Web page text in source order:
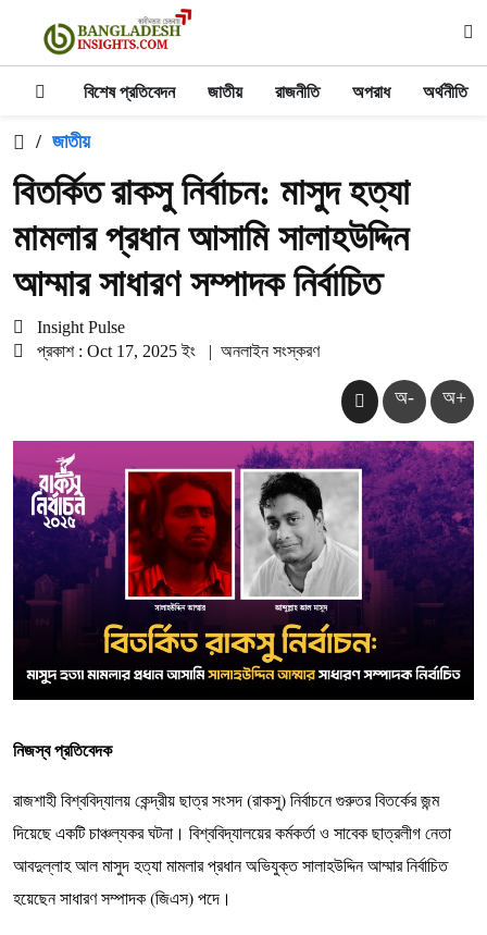
বিশেষ প্রতিবেদন জাতীয় রাজনীতি অপরাধ অর্থনীতি
/ জাতীয়
বিতর্কিত রাকসু নির্বাচন: মাসুদ হত্যা
মামলার প্রধান আসামি সালাহউদ্দিন
আম্মার সাধারণ সম্পাদক নির্বাচিত
Insight Pulse
প্রকাশ : Oct 17, 2025 ইং
| অনলাইন সংস্করণ
অ- অ+
নিজস্ব প্রতিবেদক
রাজশাহী বিশ্ববিদ্যালয় কেন্দ্রীয় ছাত্র সংসদ (রাকসু) নির্বাচনে গুরুতর বিতর্কের জন্ম
দিয়েছে একটি চাঞ্চল্যকর ঘটনা। বিশ্ববিদ্যালয়ের কর্মকর্তা ও সাবেক ছাত্রলীগ নেতা
আবদুল্লাহ আল মাসুদ হত্যা মামলার প্রধান অভিযুক্ত সালাহউদ্দিন আম্মার নির্বাচিত
হয়েছেন সাধারণ সম্পাদক (জিএস) পদে।